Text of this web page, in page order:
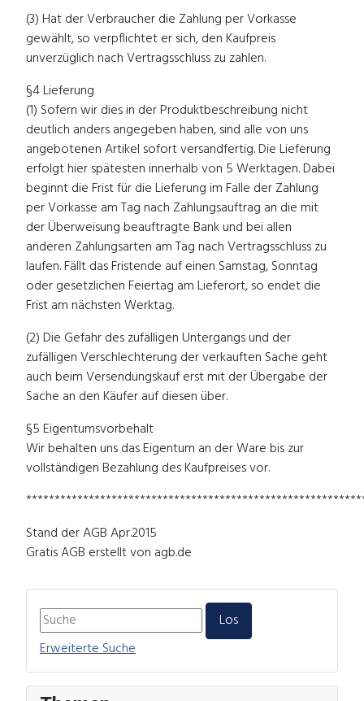
Erweiterte Suche
(3) Hat der Verbraucher die Zahlung per Vorkasse
gewählt, so verpflichtet er sich, den Kaufpreis
unverzüglich nach Vertragsschluss zu zahlen.
§4 Lieferung
(1) Sofern wir dies in der Produktbeschreibung nicht
deutlich anders angegeben haben, sind alle von uns
angebotenen Artikel sofort versandfertig. Die Lieferung
erfolgt hier spätesten innerhalb von 5 Werktagen. Dabei
beginnt die Frist für die Lieferung im Falle der Zahlung
per Vorkasse am Tag nach Zahlungsauftrag an die mit
der Überweisung beauftragte Bank und bei allen
anderen Zahlungsarten am Tag nach Vertragsschluss zu
laufen. Fällt das Fristende auf einen Samstag, Sonntag
oder gesetzlichen Feiertag am Lieferort, so endet die
Frist am nächsten Werktag.
(2) Die Gefahr des zufälligen Untergangs und der
zufälligen Verschlechterung der verkauften Sache geht
auch beim Versendungskauf erst mit der Übergabe der
Sache an den Käufer auf diesen über.
§5 Eigentumsvorbehalt
Wir behalten uns das Eigentum an der Ware bis zur
vollständigen Bezahlung des Kaufpreises vor.
Stand der AGB Apr.2015
Gratis AGB erstellt von agb.de